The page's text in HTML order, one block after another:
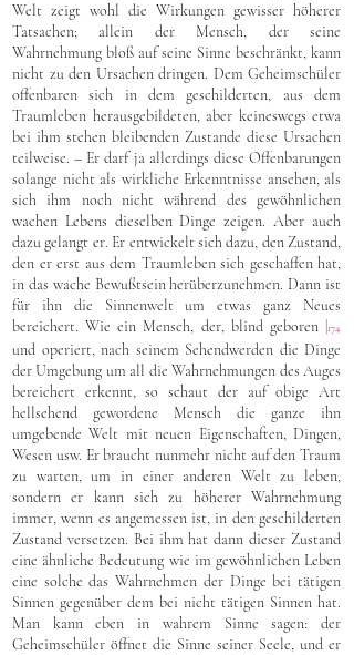
Welt zeigt wohl die Wirkungen gewisser höherer
Tatsachen; allein der Mensch, der seine
Wahrnehmung bloß auf seine Sinne beschränkt, kann
nicht zu den Ursachen dringen. Dem Geheimschüler
offenbaren sich in dem geschilderten, aus dem
Traumleben herausgebildeten, aber keineswegs etwa
bei ihm stehen bleibenden Zustande diese Ursachen
teilweise. – Er darf ja allerdings diese Offenbarungen
solange nicht als wirkliche Erkenntnisse ansehen, als
sich ihm noch nicht während des gewöhnlichen
wachen Lebens dieselben Dinge zeigen. Aber auch
dazu gelangt er. Er entwickelt sich dazu, den Zustand,
den er erst aus dem Traumleben sich geschaffen hat,
in das wache Bewußtsein herüberzunehmen. Dann ist
für ihn die Sinnenwelt um etwas ganz Neues
bereichert. Wie ein Mensch, der, blind geboren
174
und operiert, nach seinem Sehendwerden die Dinge
der Umgebung um all die Wahrnehmungen des Auges
bereichert erkennt, so schaut der auf obige Art
hellsehend gewordene Mensch die ganze ihn
umgebende Welt mit neuen Eigenschaften, Dingen,
Wesen usw. Er braucht nunmehr nicht auf den Traum
zu warten, um in einer anderen Welt zu leben,
sondern er kann sich zu höherer Wahrnehmung
immer, wenn es angemessen ist, in den geschilderten
Zustand versetzen. Bei ihm hat dann dieser Zustand
eine ähnliche Bedeutung wie im gewöhnlichen Leben
eine solche das Wahrnehmen der Dinge bei tätigen
Sinnen gegenüber dem bei nicht tätigen Sinnen hat.
Man kann eben in wahrem Sinne sagen: der
Geheimschüler öffnet die Sinne seiner Seele, und er